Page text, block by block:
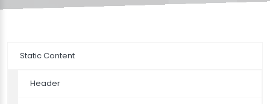
Static Content
Header